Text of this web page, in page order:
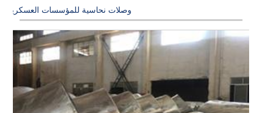
وصلات نحاسية للمؤسسات العسكرية